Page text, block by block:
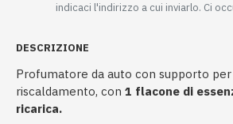
indicaci l'indirizzo a cui inviarlo. Ci
DESCRIZIONE
Profumatore da auto con supporto
riscaldamento, con 1 flacone di
ricarica.